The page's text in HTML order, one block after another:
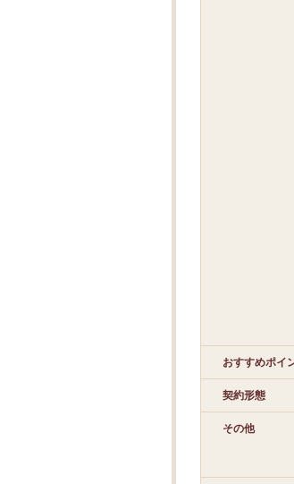
おすすめポイ
契約形態
その他